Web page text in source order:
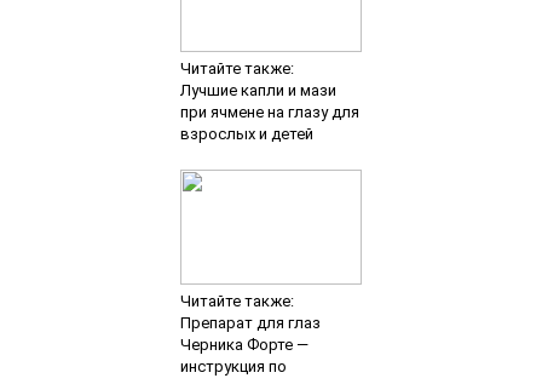
Читайте также:
Лучшие капли и мази
при ячмене на глазу для
взрослых и детей
Читайте также:
Препарат для глаз
Черника Форте —
инструкция по